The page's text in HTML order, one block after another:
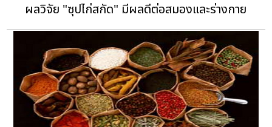
ผลวิจัย "ซุปไก่สกัด" มีผลดีต่อสมองและร่างกาย